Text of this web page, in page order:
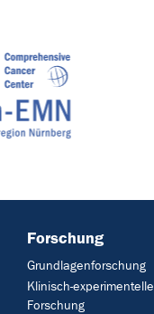
Forschung
Grundlagenforschung
Klinisch-experimentelle
Forschung